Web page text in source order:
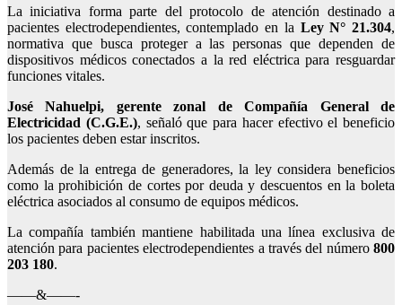
La iniciativa forma parte del protocolo de atención destinado a
pacientes electrodependientes, contemplado en la Ley N° 21.304,
normativa que busca proteger a las personas que dependen de
dispositivos médicos conectados a la red eléctrica para resguardar
funciones vitales.
José Nahuelpi, gerente zonal de Compañía General de
Electricidad (C.G.E.), señaló que para hacer efectivo el beneficio
los pacientes deben estar inscritos.
Además de la entrega de generadores, la ley considera beneficios
como la prohibición de cortes por deuda y descuentos en la boleta
eléctrica asociados al consumo de equipos médicos.
La compañía también mantiene habilitada una línea exclusiva de
atención para pacientes electrodependientes a través del número 800
203 180.
——&——-